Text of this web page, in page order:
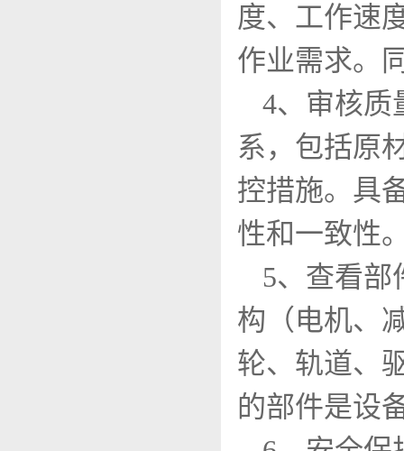
度、工作速
作业需求。
4、审核质
系，包括原
控措施。具
性和一致性
5、查看部
构（电机、
轮、轨道、
的部件是设